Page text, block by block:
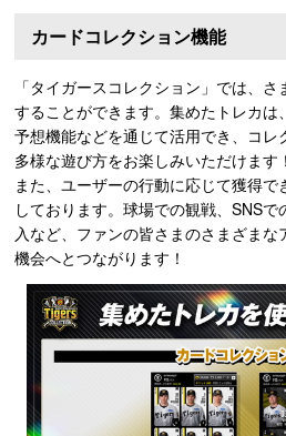
カードコレクション機能
「タイガースコレクション」では、
することができます。集めたトレカは
予想機能などを通じて活用でき、コレ
多様な遊び方をお楽しみいただけます！
また、ユーザーの行動に応じて獲得
しております。球場での観戦、SNS
入など、ファンの皆さまのさまざま
機会へとつながります！